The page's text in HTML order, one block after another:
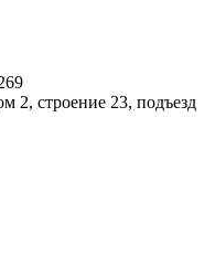
2, строение 23, подъезд